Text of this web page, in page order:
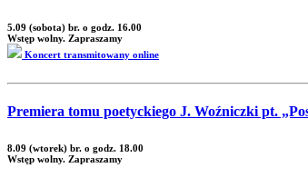
5.09 (sobota) br. o godz. 16.00
Wstęp wolny. Zapraszamy
Koncert transmitowany online
Premiera tomu poetyckiego J. Woźniczki pt.
8.09 (wtorek) br. o godz. 18.00
Wstęp wolny. Zapraszamy